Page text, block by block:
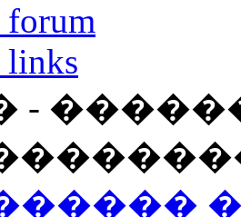
forum
links
-